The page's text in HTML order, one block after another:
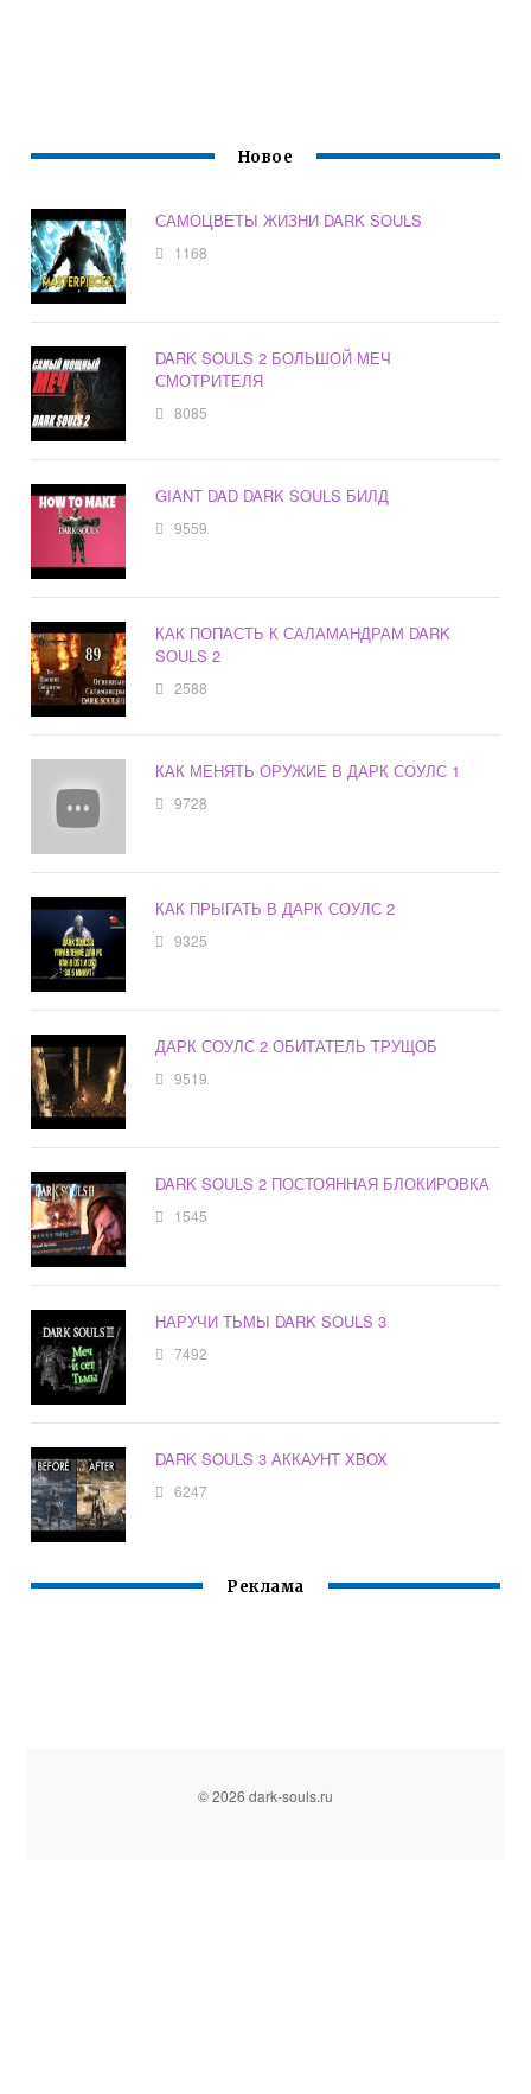
Новое
САМОЦВЕТЫ ЖИЗНИ DARK SOULS
1168
DARK SOULS 2 БОЛЬШОЙ МЕЧ
СМОТРИТЕЛЯ
8085
GIANT DAD DARK SOULS БИЛД
9559
КАК ПОПАСТЬ К САЛАМАНДРАМ DARK
SOULS 2
2588
КАК МЕНЯТЬ ОРУЖИЕ В ДАРК СОУЛС 1
9728
КАК ПРЫГАТЬ В ДАРК СОУЛС 2
9325
ДАРК СОУЛС 2 ОБИТАТЕЛЬ ТРУЩОБ
9519
DARK SOULS 2 ПОСТОЯННАЯ БЛОКИРОВКА
1545
НАРУЧИ ТЬМЫ DARK SOULS 3
7492
DARK SOULS 3 АККАУНТ XBOX
6247
Реклама
© 2026 dark-souls.ru